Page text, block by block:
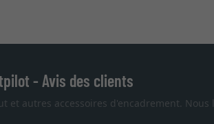
- Avis des clients
et autres accessoires d'encadrement.